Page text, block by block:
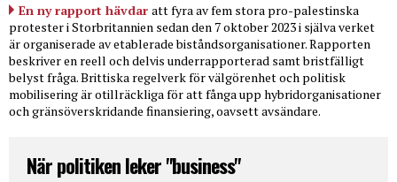
En ny rapport hävdar att fyra av fem stora pro-palestinska
protester i Storbritannien sedan den 7 oktober 2023 i själva verket
är organiserade av etablerade biståndsorganisationer. Rapporten
beskriver en reell och delvis underrapporterad samt bristfälligt
belyst fråga. Brittiska regelverk för välgörenhet och politisk
mobilisering är otillräckliga för att fånga upp hybridorganisationer
och gränsöverskridande finansiering, oavsett avsändare.
När politiken leker "business"